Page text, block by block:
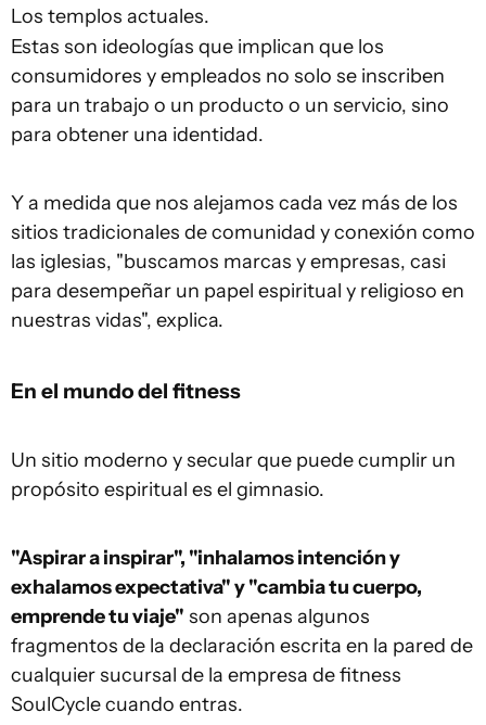
Los templos actuales.
Estas son ideologías que implican que los
consumidores y empleados no solo se inscriben
para un trabajo o un producto o un servicio, sino
para obtener una identidad.
Y a medida que nos alejamos cada vez más de los
sitios tradicionales de comunidad y conexión como
las iglesias, "buscamos marcas y empresas, casi
para desempeñar un papel espiritual y religioso en
nuestras vidas", explica.
En el mundo del fitness
Un sitio moderno y secular que puede cumplir un
propósito espiritual es el gimnasio.
"Aspirar a inspirar", "inhalamos intención y
exhalamos expectativa" y "cambia tu cuerpo,
emprende tu viaje" son apenas algunos
fragmentos de la declaración escrita en la pared de
cualquier sucursal de la empresa de fitness
SoulCycle cuando entras.